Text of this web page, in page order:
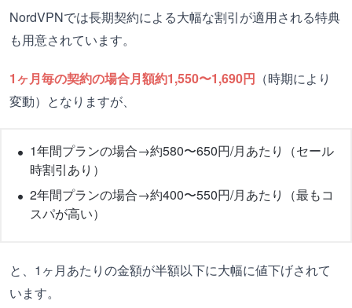
NordVPNでは長期契約による大幅な割引が適用される特典
も用意されています。
1ヶ月毎の契約の場合月額約1,550〜1,690円 （時期により
変動）となりますが、
1年間プランの場合→約580〜650円/月あたり（セール
時割引あり）
2年間プランの場合→約400〜550円/月あたり（最もコ
スパが高い）
と、1ヶ月あたりの金額が半額以下に大幅に値下げされて
います。